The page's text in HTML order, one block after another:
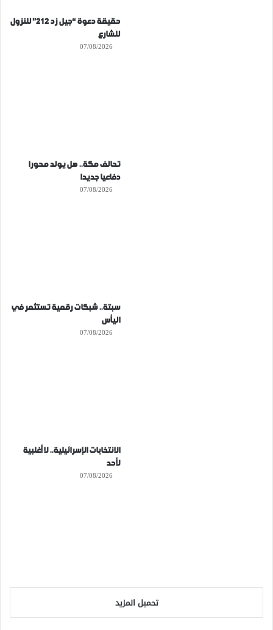
حقيقة دعوة “جيل زد 212” للنزول
للشارع
07/08/2026
تحالف مكة.. هل يولد محورا
دفاعيا جديدا
07/08/2026
سبتة.. شبكات رقمية تستثمر في
اليأس
07/08/2026
الانتخابات الإسرائيلية.. لا أغلبية
لأحد
07/08/2026
تحميل المزيد